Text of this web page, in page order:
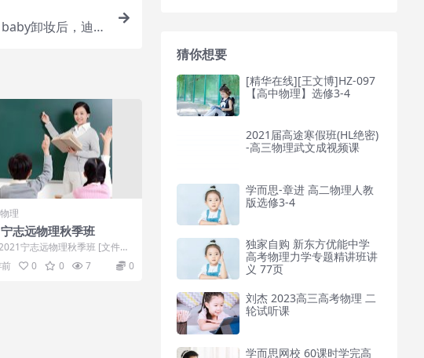
卸妆后，迪丽
理
志远物理秋季班
宁志远物理秋季班 [文件夹
GB 子文件夹数: ...
0 0 7 0
猜你想要
[精华在线][王文博]HZ-097
【高中物理】选修3-4
2021届高途寒假班(HL绝密)
-高三物理武文成视频课
学而思-章进 高二物理人教
版选修3-4
独家自购 新东方优能中学
高考物理力学专题精讲班讲
义 77页
刘杰 2023高三高考物理 二
轮试听课
学而思网校 60课时学完高